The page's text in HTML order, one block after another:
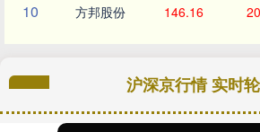
10 方邦股份 146.16
沪深京行情 实时